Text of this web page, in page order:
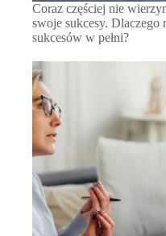
Coraz częściej nie
swoje sukcesy. Dlaczego
sukcesów w pełni?